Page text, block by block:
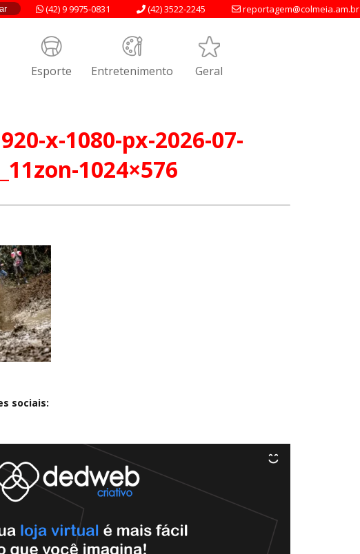
reportagem@colmeia.am.br
(42) 3522-2245
(42) 9 9975-0831
Esporte Entretenimento Geral
x-1080-px-2026-07-
1024×576
sociais: